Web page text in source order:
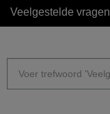
Veelgestelde vragen